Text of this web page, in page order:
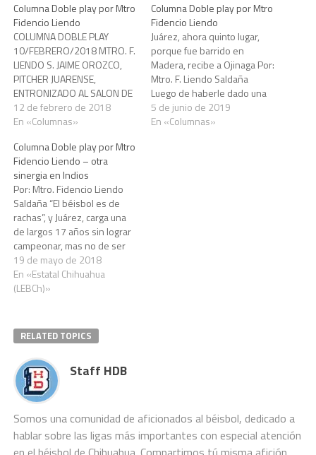
Columna Doble play por Mtro
Fidencio Liendo
COLUMNA DOBLE PLAY
10/FEBRERO/2018 MTRO. F.
LIENDO S. JAIME OROZCO,
PITCHER JUARENSE,
ENTRONIZADO AL SALON DE
LA FAMA DE LA SERIE DEL
CARIBE Por: Mtro. Fidencio
magnífica noticia, para el
béisbol fronterizo, el pitcher
juarense que tanta gloria
tuvo tanto en la Mexicana de
verano como…
12 de febrero de 2018
En «Columnas»
Columna Doble play por Mtro
Fidencio Liendo
Juárez, ahora quinto lugar,
porque fue barrido en
Madera, recibe a Ojinaga Por:
Mtro. F. Liendo Saldaña
Luego de haberle dado una
soberana limpia a los
orgullosos Mineros de
5 de junio de 2019
En «Columnas»
Columna Doble play por Mtro
Fidencio Liendo – otra
sinergia en Indios
Por: Mtro. Fidencio Liendo
Saldaña “El béisbol es de
rachas”, y Juárez, carga una
de largos 17 años sin lograr
campeonar, mas no de ser
un equipo protagonista en el
Campeonato Estatal
chihuahuense, no se ha
equipo ha estado metido…
19 de mayo de 2018
En «Estatal Chihuahua
(LEBCh)»
RELATED TOPICS
Staff HDB
Somos una comunidad de aficionados al béisbol, dedicado a
hablar sobre las ligas más importantes con especial atención